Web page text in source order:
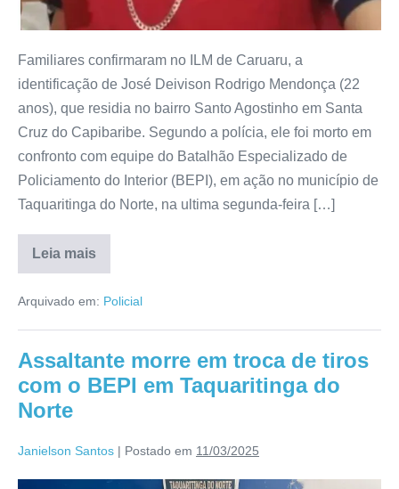
Familiares confirmaram no ILM de Caruaru, a
identificação de José Deivison Rodrigo Mendonça (22
anos), que residia no bairro Santo Agostinho em Santa
Cruz do Capibaribe. Segundo a polícia, ele foi morto em
confronto com equipe do Batalhão Especializado de
Policiamento do Interior (BEPI), em ação no município de
Taquaritinga do Norte, na ultima segunda-feira […]
Leia mais
Arquivado em: Policial
Assaltante morre em troca de tiros
com o BEPI em Taquaritinga do
Norte
Janielson Santos | Postado em 11/03/2025